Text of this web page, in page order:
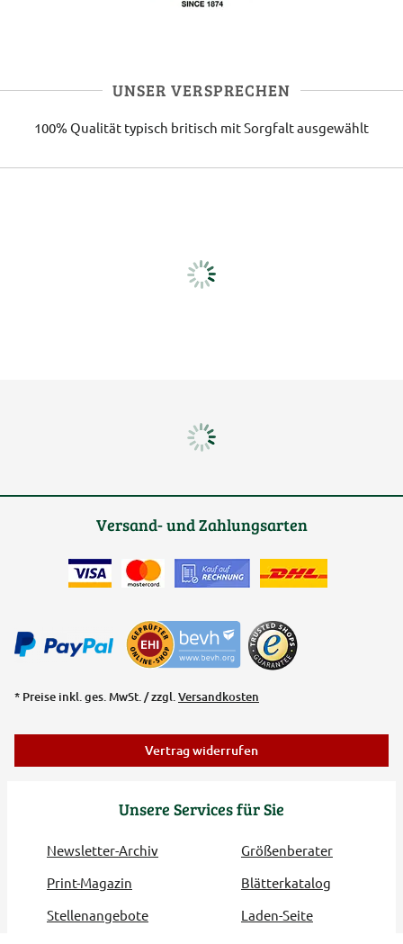
UNSER VERSPRECHEN
100% Qualität typisch britisch mit Sorgfalt ausgewählt
Unsere Services für Sie
Newsletter-Archiv
Größenberater
Print-Magazin
Blätterkatalog
Stellenangebote
Laden-Seite
Versand- und Zahlungsarten
* Preise inkl. ges. MwSt. / zzgl.Versandkosten
Vertrag widerrufen